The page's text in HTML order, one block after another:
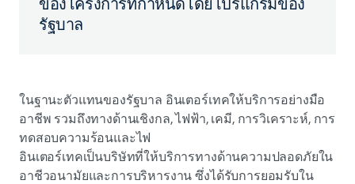
รัฐบาล
ในฐานะตัวแทนของรัฐบาล อินเตอร์เทคให้บริการอย่างมือ
อาชีพ รวมถึงทางด้านเชิงกล, ไฟฟ้า, เคมี, การวิเคราะห์, การ
ทดสอบความร้อนและไฟ
อินเตอร์เทคเป็นบริษัทที่ให้บริการทางด้านความปลอดภัยใน
อาชีวอนามัยและการบริหารงาน ซึ่งได้รับการยอมรับใน